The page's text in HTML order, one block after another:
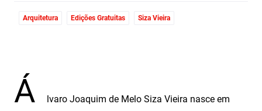
Arquitetura Edições Gratuitas Siza Vieira
Á lvaro Joaquim de Melo Siza Vieira nasce em